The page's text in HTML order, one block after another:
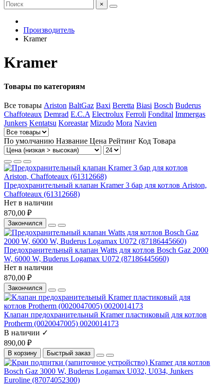
×
Производитель
Kramer
Kramer
Товары по категориям
Все товары Ariston BaltGaz Baxi Beretta Biasi Bosch Buderus
Chaffoteaux Demrad E.C.A Electrolux Ferroli Fondital Immergas
Junkers Kentatsu Koreastar Mizudo Mora Navien
По умолчанию Название Цена Рейтинг Код Товара
Предохранительный клапан Kramer 3 бар для котлов Ariston,
Chaffoteaux (61312668)
Нет в наличии
870,00 ₽
Закончился
Предохранительный клапан Watts для котлов Bosch Gaz 2000
W, 6000 W, Buderus Logamax U072 (87186445660)
Нет в наличии
870,00 ₽
Закончился
Клапан предохранительный Kramer пластиковый для котлов
Protherm (0020047005) 0020014173
В наличии ✓
890,00 ₽
В корзину Быстрый заказ